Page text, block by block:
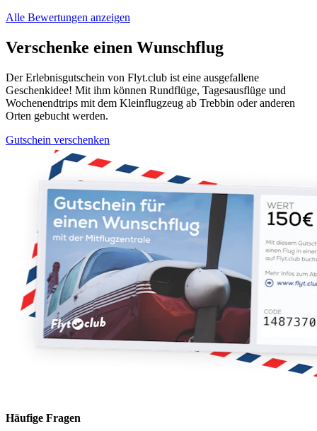
Alle Bewertungen anzeigen
Verschenke einen Wunschflug
Der Erlebnisgutschein von Flyt.club ist eine ausgefallene
Geschenkidee! Mit ihm können Rundflüge, Tagesausflüge und
Wochenendtrips mit dem Kleinflugzeug ab Trebbin oder anderen
Orten gebucht werden.
Gutschein verschenken
Häufige Fragen